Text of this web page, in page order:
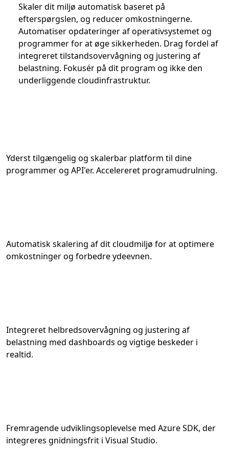
Skaler dit miljø automatisk baseret på
efterspørgslen, og reducer omkostningerne.
Automatiser opdateringer af operativsystemet og
programmer for at øge sikkerheden. Drag fordel af
integreret tilstandsovervågning og justering af
belastning. Fokusér på dit program og ikke den
underliggende cloudinfrastruktur.
Yderst tilgængelig og skalerbar platform til dine
programmer og API'er. Accelereret programudrulning.
Automatisk skalering af dit cloudmiljø for at optimere
omkostninger og forbedre ydeevnen.
Integreret helbredsovervågning og justering af
belastning med dashboards og vigtige beskeder i
realtid.
Fremragende udviklingsoplevelse med Azure SDK, der
integreres gnidningsfrit i Visual Studio.